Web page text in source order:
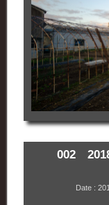
002
Date : 2018/